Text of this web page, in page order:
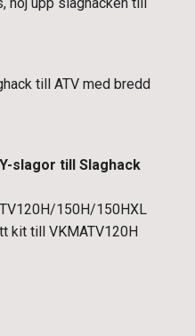
till ATV med bredd
slagor till Slaghack
150H/150HXL
kit till VKMATV120H